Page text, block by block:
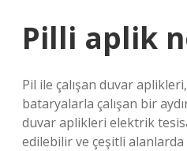
Pilli aplik
Pil ile çalışan duvar
bataryalarla çalışan bir
duvar aplikleri elektrik
edilebilir ve çeşitli